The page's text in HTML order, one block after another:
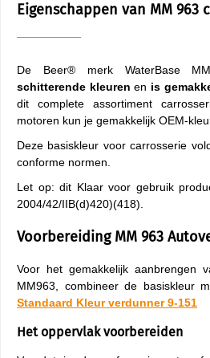
Eigenschappen van MM 963
De Beer® merk WaterBase
schitterende kleuren en is
dit complete assortiment
motoren kun je gemakkelijk OEM-
Deze basiskleur voor carrosserie
conforme normen.
Let op: dit Klaar voor gebruik
2004/42/IIB(d)420)(418).
Voorbereiding MM 963
Voor het gemakkelijk aanbrengen
MM963, combineer de basiskleur
Standaard Kleur verdunner 9-151
Het oppervlak voorbereiden